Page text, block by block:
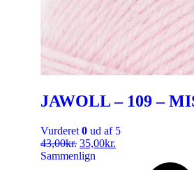
JAWOLL – 109 –
Vurderet 0 ud af 5
43,00kr. 35,00kr.
Sammenlign